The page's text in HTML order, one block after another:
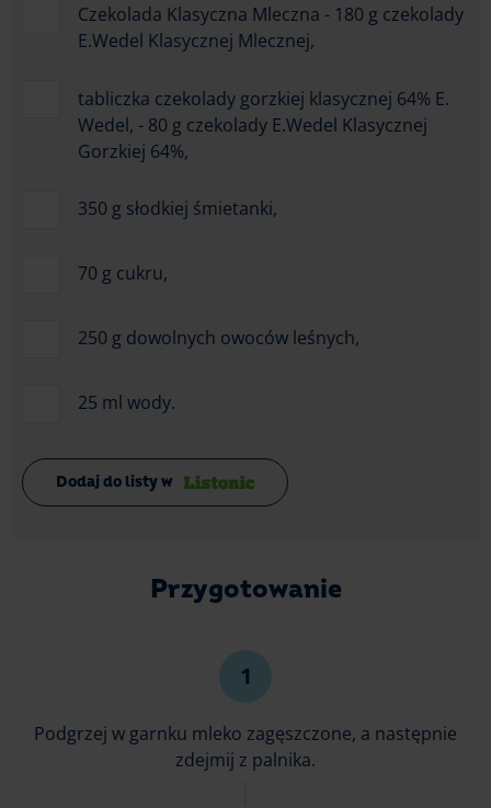
Czekolada Klasyczna Mleczna - 180 g czekolady
E.Wedel Klasycznej Mlecznej,
tabliczka czekolady gorzkiej klasycznej 64% E.
Wedel, - 80 g czekolady E.Wedel Klasycznej
Gorzkiej 64%,
350 g słodkiej śmietanki,
70 g cukru,
250 g dowolnych owoców leśnych,
25 ml wody.
Dodaj do listy w
Przygotowanie
Podgrzej w garnku mleko zagęszczone, a następnie
zdejmij z palnika.